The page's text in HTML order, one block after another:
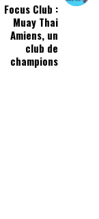
Focus Club :
Muay Thai
Amiens, un
club de
champions